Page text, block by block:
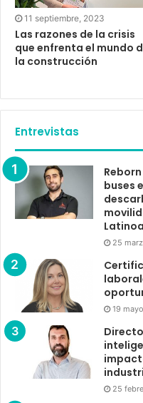
11 septiembre, 2023
Las razones de la crisis
que enfrenta el mundo
la construcción
Entrevistas
buses
25
19
25